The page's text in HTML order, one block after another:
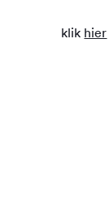
klik hier